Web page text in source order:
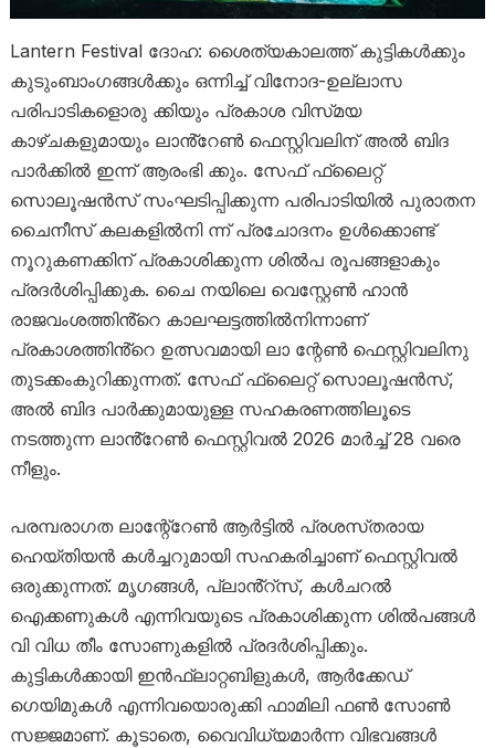
Lantern Festival ദോഹ: ശൈത്യകാലത്ത് കുട്ടികൾക്കും
കുടുംബാംഗങ്ങൾക്കും ഒന്നിച്ച് വിനോദ-ഉല്ലാസ
പരിപാടികളൊരു ക്കിയും പ്രകാശ വിസ്‌മയ
കാഴ്‌ചകളുമായും ലാൻ്റേൺ ഫെസ്റ്റിവലിന് അൽ ബിദ
പാർക്കിൽ ഇന്ന് ആരംഭി ക്കും. സേഫ് ഫ്ലൈറ്റ്
സൊലൂഷൻസ് സംഘടിപ്പിക്കുന്ന പരിപാടിയിൽ പുരാതന
ചൈനീസ് കലകളിൽനി ന്ന് പ്രചോദനം ഉൾക്കൊണ്ട്
നൂറുകണക്കിന് പ്രകാശിക്കുന്ന ശിൽപ രൂപങ്ങളാകും
പ്രദർശിപ്പിക്കുക. ചൈ നയിലെ വെസ്റ്റേൺ ഹാൻ
രാജവംശത്തിൻ്റെ കാലഘട്ടത്തിൽനിന്നാണ്
പ്രകാശത്തിൻ്റെ ഉത്സവമായി ലാ ന്റേൺ ഫെസ്റ്റിവലിനു
തുടക്കംകുറിക്കുന്നത്. സേഫ് ഫ്ലൈറ്റ് സൊലൂഷൻസ്,
അൽ ബിദ പാർക്കുമായുള്ള സഹകരണത്തിലൂടെ
നടത്തുന്ന ലാൻ്റേൺ ഫെസ്റ്റിവൽ 2026 മാർച്ച് 28 വരെ
നീളും.
പരമ്പരാഗത ലാന്റേ്റേൺ ആർട്ടിൽ പ്രശസ്‌തരായ
ഹെയ്‌തിയൻ കൾച്ചറുമായി സഹകരിച്ചാണ് ഫെസ്റ്റിവൽ
ഒരുക്കുന്നത്. മൃഗങ്ങൾ, പ്ലാൻ്റ്സ്, കൾചറൽ
ഐക്കണുകൾ എന്നിവയുടെ പ്രകാശിക്കുന്ന ശിൽപങ്ങൾ
വി വിധ തീം സോണുകളിൽ പ്രദർശിപ്പിക്കും.
കുട്ടികൾക്കായി ഇൻഫ്ലാറ്റബിളുകൾ, ആർക്കേഡ്
ഗെയിമുകൾ എന്നിവയൊരുക്കി ഫാമിലി ഫൺ സോൺ
സജ്ജമാണ്. കൂടാതെ, വൈവിധ്യമാർന്ന വിഭവങ്ങൾ